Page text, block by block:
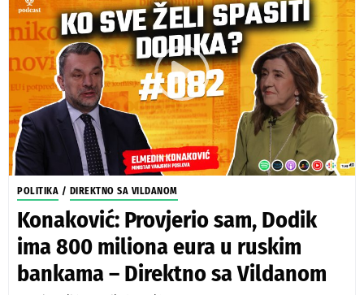
POLITIKA / DIREKTNO SA VILDANOM
Konaković: Provjerio sam, Dodik
ima 800 miliona eura u ruskim
bankama – Direktno sa Vildanom